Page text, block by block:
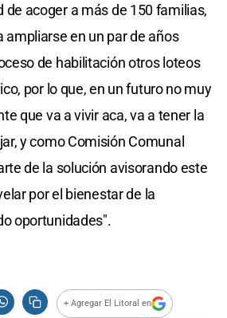
acoger a más de 150 familias,
ampliarse en un par de años
de habilitación otros loteos
por lo que, en un futuro no muy
que va a vivir aca, va a tener la
y como Comisión Comunal
de la solución avisorando este
por el bienestar de la
oportunidades".
+ Agregar El Litoral en